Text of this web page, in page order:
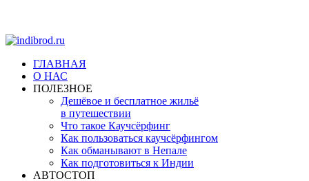
ГЛАВНАЯ
О НАС
ПОЛЕЗНОЕ
Дешёвое и бесплатное жильё
в путешествии
Что такое Каучсёрфинг
Как пользоваться каучсёрфингом
Как обманывают в Непале
Как подготовиться к Индии
АВТОСТОП